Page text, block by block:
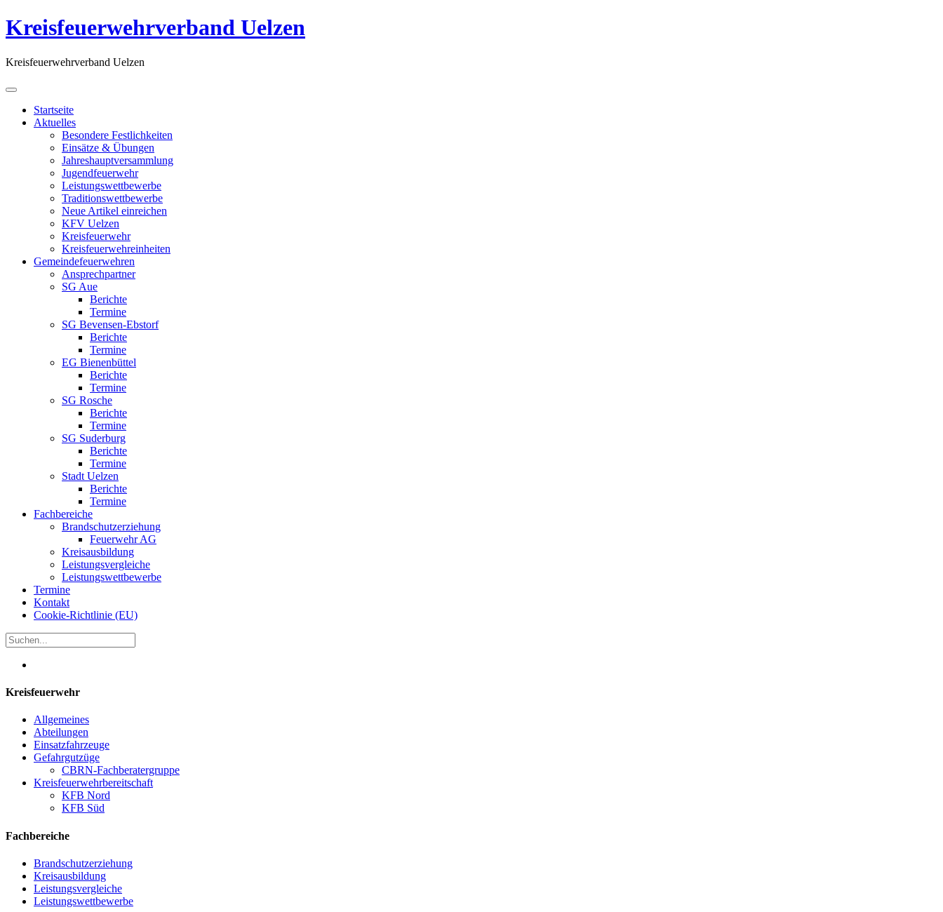
Kreisfeuerwehrverband Uelzen
Kreisfeuerwehrverband Uelzen
Startseite
Aktuelles
Besondere Festlichkeiten
Einsätze & Übungen
Jahreshauptversammlung
Jugendfeuerwehr
Leistungswettbewerbe
Traditionswettbewerbe
Neue Artikel einreichen
KFV Uelzen
Kreisfeuerwehr
Kreisfeuerwehreinheiten
Gemeindefeuerwehren
Ansprechpartner
SG Aue
Berichte
Termine
SG Bevensen-Ebstorf
Berichte
Termine
EG Bienenbüttel
Berichte
Termine
SG Rosche
Berichte
Termine
SG Suderburg
Berichte
Termine
Stadt Uelzen
Berichte
Termine
Fachbereiche
Brandschutzerziehung
Feuerwehr AG
Kreisausbildung
Leistungsvergleiche
Leistungswettbewerbe
Termine
Kontakt
Cookie-Richtlinie (EU)
Kreisfeuerwehr
Allgemeines
Abteilungen
Einsatzfahrzeuge
Gefahrgutzüge
CBRN-Fachberatergruppe
Kreisfeuerwehrbereitschaft
KFB Nord
KFB Süd
Fachbereiche
Brandschutzerziehung
Kreisausbildung
Leistungsvergleiche
Leistungswettbewerbe